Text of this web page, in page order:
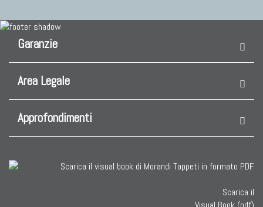
Garanzie
Area Legale
Approfondimenti
Scarica il